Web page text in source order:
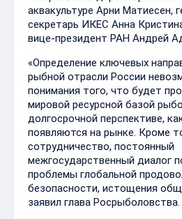
аквакультуре Арни Матиесен,
секретарь ИКЕС Анна
вице-президент РАН Андрей
«Определение ключевых
рыбной отрасли России
понимания того, что будет
мировой ресурсной базой
долгосрочной перспективе,
появляются на рынке. Кроме
сотрудничество, постоянный
межгосударственный диалог
проблемы глобальной
безопасности, истощения
заявил глава Росрыболовства.